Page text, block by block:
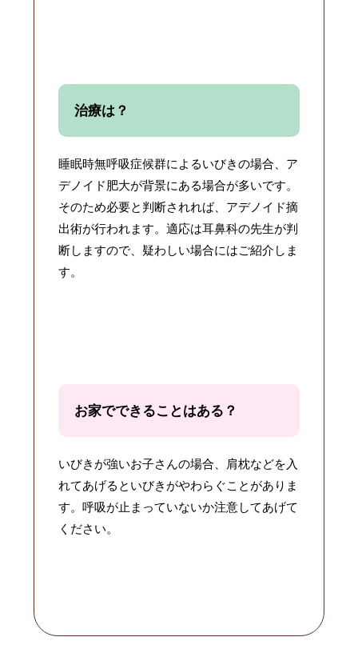
治療は？
睡眠時無呼吸症候群によるいびきの場合、ア
デノイド肥大が背景にある場合が多いです。
そのため必要と判断されれば、アデノイド摘
出術が行われます。適応は耳鼻科の先生が判
断しますので、疑わしい場合にはご紹介しま
す。
お家でできることはある？
いびきが強いお子さんの場合、肩枕などを入
れてあげるといびきがやわらぐことがありま
す。呼吸が止まっていないか注意してあげて
ください。